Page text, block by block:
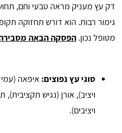
דק עץ מעניק מראה טבעי וחם,
גימור רבות. הוא דורש תחזוקה
מטופל נכון. הפסקה הבאה
סוגי עץ נפוצים: איפאה
ויציב), אורן (נגיש תקציבית),
ויציבים).